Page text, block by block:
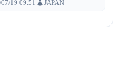
19 09:51 JAPAN